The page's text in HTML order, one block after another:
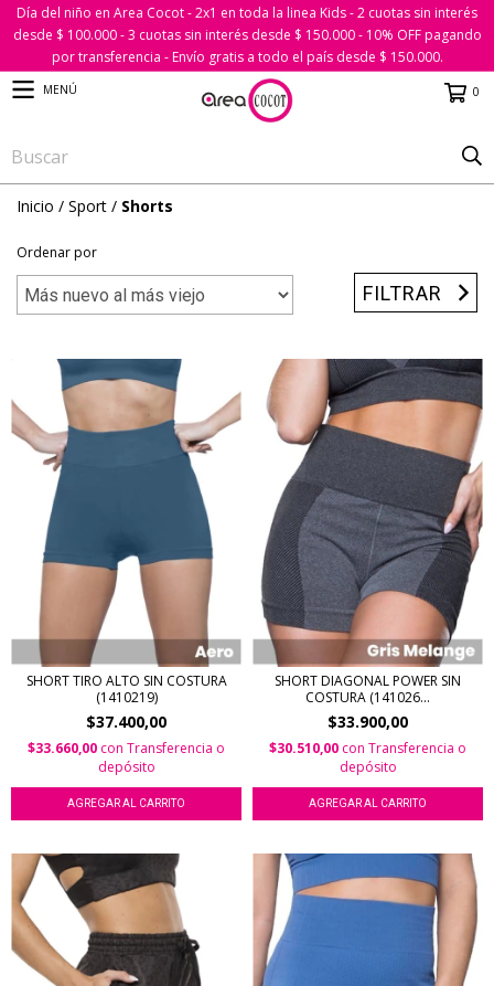
Día del niño en Area Cocot - 2x1 en toda la linea Kids - 2 cuotas sin interés
desde $ 100.000 - 3 cuotas sin interés desde $ 150.000 - 10% OFF pagando
por transferencia - Envío gratis a todo el país desde $ 150.000.
MENÚ 0
Inicio / Sport / Shorts
Ordenar por
FILTRAR
SHORT TIRO ALTO SIN COSTURA
(1410219)
$37.400,00
$33.660,00 con Transferencia o
depósito
AGREGAR AL CARRITO
SHORT DIAGONAL POWER SIN
COSTURA (141026...
$33.900,00
$30.510,00 con Transferencia o
depósito
AGREGAR AL CARRITO